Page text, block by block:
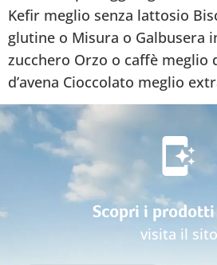
Kefir meglio senza lattosio
glutine o Misura o Galbusera
zucchero Orzo o caffè meglio
d’avena Cioccolato meglio
Scopri i prodotti
visita il sito